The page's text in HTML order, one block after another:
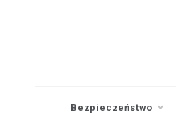
Bezpieczeństwo